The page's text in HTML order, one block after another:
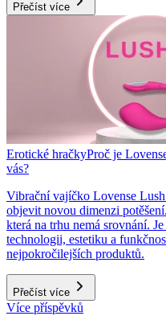
Přečíst více
Erotické hračkyProč je
vás?
Vibrační vajíčko Lovense
objevit novou dimenzi
která na trhu nemá srovnání.
technologii, estetiku a
nejpokročilejších produktů.
Přečíst více
Více příspěvků